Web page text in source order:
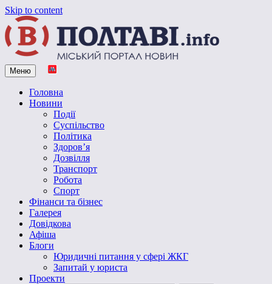
Skip to content
Vpoltave.info
Полтавський портал новин
Меню
Головна
Новини
Події
Суспільство
Політика
Здоров’я
Дозвілля
Транспорт
Робота
Спорт
Фінанси та бізнес
Галерея
Довідкова
Афіша
Блоги
Юридичні питання у сфері ЖКГ
Запитай у юриста
Проекти